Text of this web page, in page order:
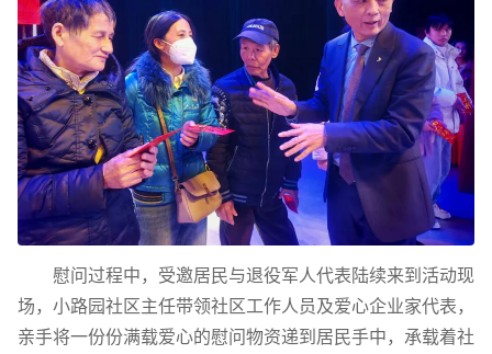
慰问过程中，受邀居民与退役军人代表陆续来到活动现
场，小路园社区主任带领社区工作人员及爱心企业家代表，
亲手将一份份满载爱心的慰问物资递到居民手中，承载着社